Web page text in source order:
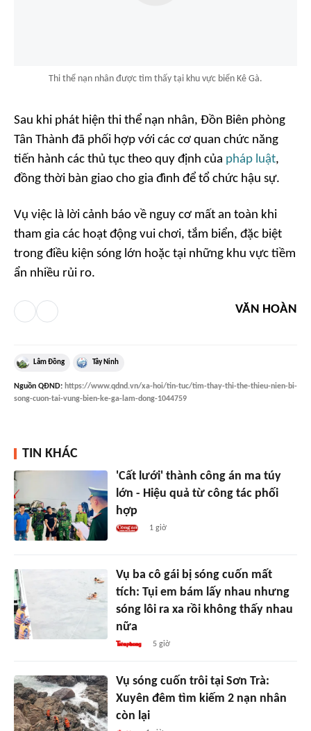
Thi thể nạn nhân được tìm thấy tại khu vực biển Kê Gà.
Sau khi phát hiện thi thể nạn nhân, Đồn Biên phòng
Tân Thành đã phối hợp với các cơ quan chức năng
tiến hành các thủ tục theo quy định của pháp luật,
đồng thời bàn giao cho gia đình để tổ chức hậu sự.
Vụ việc là lời cảnh báo về nguy cơ mất an toàn khi
tham gia các hoạt động vui chơi, tắm biển, đặc biệt
trong điều kiện sóng lớn hoặc tại những khu vực tiềm
ẩn nhiều rủi ro.
VĂN HOÀN
Lâm Đồng Tây Ninh
Nguồn QĐND: https://www.qdnd.vn/xa-hoi/tin-tuc/tim-thay-thi-the-thieu-nien-bi-
song-cuon-tai-vung-bien-ke-ga-lam-dong-1044759
TIN KHÁC
'Cất lưới' thành công án ma túy
lớn - Hiệu quả từ công tác phối
hợp
1 giờ
Vụ ba cô gái bị sóng cuốn mất
tích: Tụi em bám lấy nhau nhưng
sóng lôi ra xa rồi không thấy nhau
nữa
5 giờ
Vụ sóng cuốn trôi tại Sơn Trà:
Xuyên đêm tìm kiếm 2 nạn nhân
còn lại